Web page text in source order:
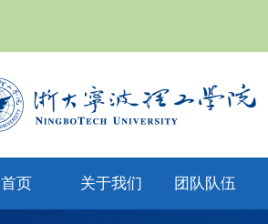
首页 关于我们 团队队伍